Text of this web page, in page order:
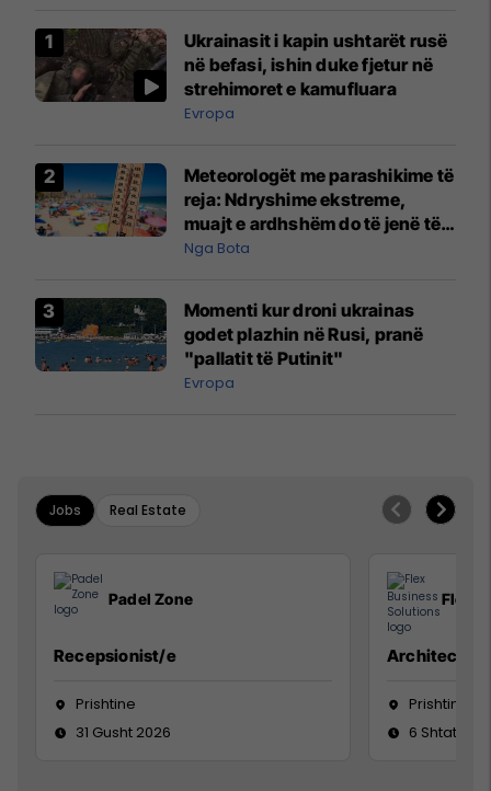
Ukrainasit i kapin ushtarët rusë
në befasi, ishin duke fjetur në
strehimoret e kamufluara
Evropa
Meteorologët me parashikime të
reja: Ndryshime ekstreme,
muajt e ardhshëm do të jenë të
pazakontë
Nga Bota
Momenti kur droni ukrainas
godet plazhin në Rusi, pranë
"pallatit të Putinit"
Evropa
Jobs Real Estate
Padel Zone
Recepsionist/e
Prishtine
31 Gusht 2026
Flex
Architect
Prishtinë
6 Shtator